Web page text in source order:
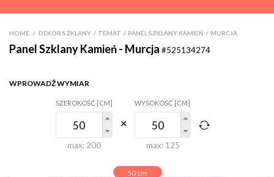
HOME DEKOR SZKLANY >TEMAT >PANEL SZKLANY KAMIEŃ >MURCJA
Panel Szklany Kamień - Murcja #525134274
50 cm
WPROWADŹ WYMIAR
SZEROKOŚĆ [CM]
max: 200
WYSOKOŚĆ [CM]
max: 125